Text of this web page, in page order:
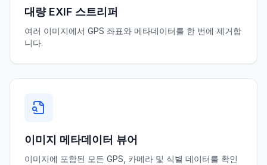
대량 EXIF ​​스트리퍼
여러 이미지에서 GPS 좌표와 메타데이터를 한 번에 제거합
니다.
이미지 메타데이터 뷰어
이미지에 포함된 모든 GPS, 카메라 및 식별 데이터를 확인